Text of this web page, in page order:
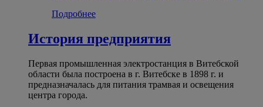
Подробнее
История предприятия
Первая промышленная электростанция в Витебской
области была построена в г. Витебске в 1898 г. и
предназначалась для питания трамвая и освещения
центра города.